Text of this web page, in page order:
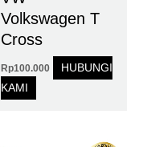
Volkswagen T
Cross
Rp100.000
HUBUNGI
KAMI